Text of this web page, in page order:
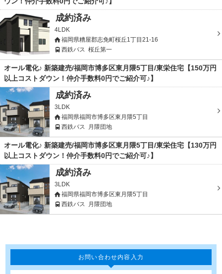
成約済み
4LDK
福岡県糟屋郡志免町桜丘1丁目21-16
西鉄バス 桜丘第一
オール電化♪ 新築建売/福岡市博多区東月隈5丁目/東栄住宅【150万円
以上コストダウン！仲介手数料0円でご紹介可♪】
成約済み
3LDK
福岡県福岡市博多区東月隈5丁目
西鉄バス
月隈団地
オール電化♪ 新築建売/福岡市博多区東月隈5丁目/東栄住宅【130万円
以上コストダウン！仲介手数料0円でご紹介可♪】
成約済み
3LDK
福岡県福岡市博多区東月隈5丁目
西鉄バス
月隈団地
お問い合わせ内容入力